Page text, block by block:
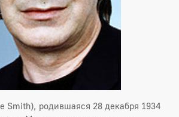
Smith), родившаяся 28 декабря 1934